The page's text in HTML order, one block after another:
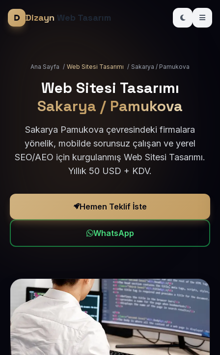
Dizayn Web Tasarım
Ana Sayfa / Web Sitesi Tasarımı / Sakarya / Pamukova
Web Sitesi Tasarımı
Sakarya / Pamukova
Sakarya Pamukova çevresindeki firmalara
yönelik, mobilde sorunsuz çalışan ve yerel
SEO/AEO için kurgulanmış Web Sitesi Tasarımı.
Yıllık 50 USD + KDV.
Hemen Teklif İste
WhatsApp